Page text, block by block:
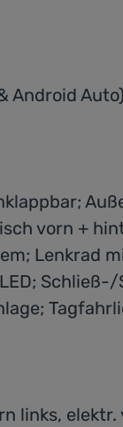
Android
vorn +
Lenkrad
links, elektr.